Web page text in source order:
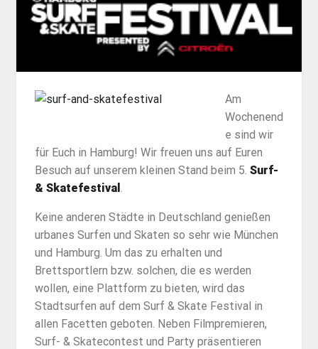
Am
Wochenend
e sind wir
für Euch in Hamburg! Wir freuen uns auf Euren
Besuch auf unserem kleinen Stand beim 5. Surf-
& Skatefestival
Keine anderen Städte in Deutschland genießen
urbanes Surfen und Skaten so sehr wie München
und Hamburg. Um das zu erhalten und
Brettsportlern bzw. solchen, die es werden
wollen, eine Plattform zu bieten, wird das
Stadtsurfen auf dem Surf & Skate Festival in
allen Facetten geboten. Neben Filmpremieren,
Surf- & Skatecontest und Party präsentieren